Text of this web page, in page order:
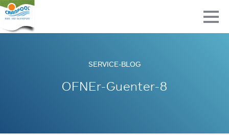
SERVICE-BLOG
OFNEr-Guenter-8